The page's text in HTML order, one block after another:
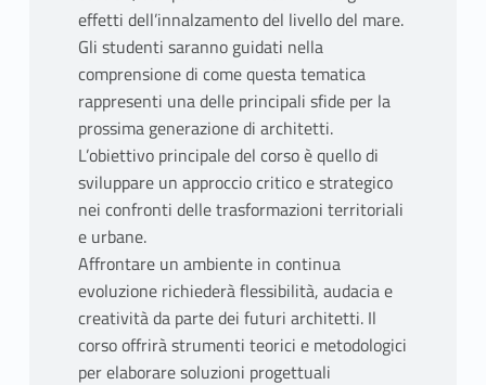
effetti dell’innalzamento del livello del mare.
Gli studenti saranno guidati nella
comprensione di come questa tematica
rappresenti una delle principali sfide per la
prossima generazione di architetti.
L’obiettivo principale del corso è quello di
sviluppare un approccio critico e strategico
nei confronti delle trasformazioni territoriali
e urbane.
Affrontare un ambiente in continua
evoluzione richiederà flessibilità, audacia e
creatività da parte dei futuri architetti. Il
corso offrirà strumenti teorici e metodologici
per elaborare soluzioni progettuali